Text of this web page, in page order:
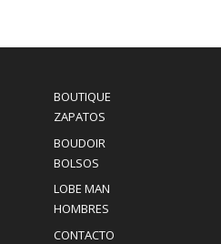
BOUTIQUE
ZAPATOS
BOUDOIR
BOLSOS
LOBE MAN
HOMBRES
CONTACTO